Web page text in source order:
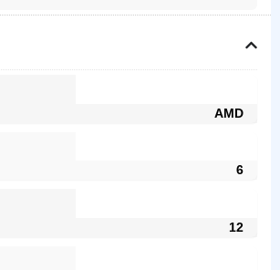
AMD
6
12